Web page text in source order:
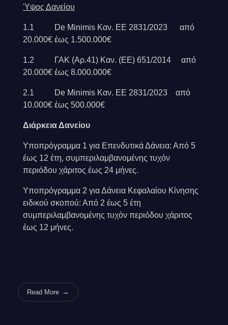
Ύψος Δανείου
1.1 De Minimis Καν. ΕE 2831/2023 από
20.000€ έως 1.500.000€
1.2 ΓΑΚ (Αρ.41) Καν. (ΕΕ) 651/2014 από
20.000€ έως 8.000.000€
2.1 De Minimis Καν. ΕE 2831/2023 από
10.000€ έως 500.000€
Διάρκεια Δανείου
Υποπρόγραμμα 1 για Επενδυτικά Δάνεια: Από 5
έως 12 έτη, συμπεριλαμβανομένης τυχόν
περιόδου χάριτος έως 24 μήνες.
Υποπρόγραμμα 2 για Δάνεια Κεφαλαίου Κίνησης
ειδικού σκοπού: Από 2 έως 5 έτη
συμπεριλαμβανομένης τυχόν περιόδου χάριτος
έως 12 μήνες.
Read More